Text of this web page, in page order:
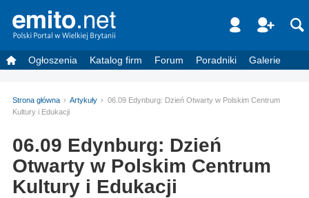
Ogłoszenia Katalog firm Forum Poradniki Galerie
Strona główna Artykuły
06.09 Edynburg: Dzień Otwarty w Polskim Centrum
Kultury i Edukacji
06.09 Edynburg: Dzień
Otwarty w Polskim Centrum
Kultury i Edukacji